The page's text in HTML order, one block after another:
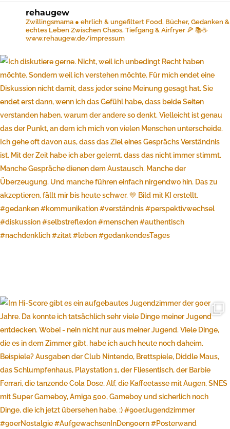
rehaugew
Zwillingsmama ● ehrlich & ungefiltert Food, Bücher, Gedanken &
echtes Leben Zwischen Chaos, Tiefgang & Airfryer 🍕 📚☕️
www.rehaugew.de/impressum